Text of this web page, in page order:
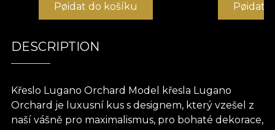
Pøidat do košíku Pøidat
DESCRIPTION
Křeslo Lugano Orchard Model křesla Lugano
Orchard je luxusní kus s designem, který vzešel z
naší vášně pro maximalismus, pro bohaté dekorace,